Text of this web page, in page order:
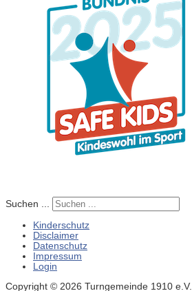
Suchen ...
Kinderschutz
Disclaimer
Datenschutz
Impressum
Login
Copyright © 2026 Turngemeinde 1910 e.V.